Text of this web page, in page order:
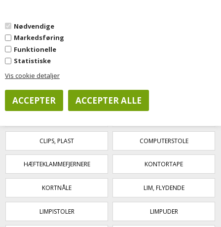
Nødvendige
Markedsføring
Funktionelle
Statistiske
Vis cookie detaljer
Forside»Kontorartikler
CLIPS, PLAST COMPUTERSTOLE
HÆFTEKLAMMEFJERNERE KONTORTAPE
KORTNÅLE LIM, FLYDENDE
LIMPISTOLER LIMPUDER